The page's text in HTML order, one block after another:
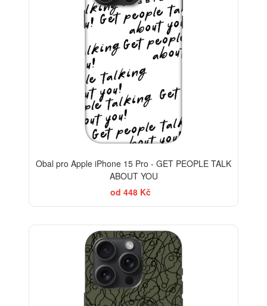
Obal pro Apple iPhone 15 Pro - GET PEOPLE TALK
ABOUT YOU
od 448 Kč